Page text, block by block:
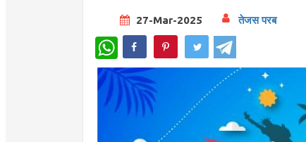
27-Mar-2025 तेजस परब
WhatsApp